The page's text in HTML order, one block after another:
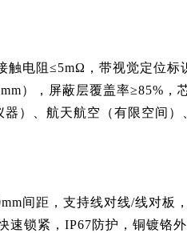
触电阻≤5mΩ，带视觉定位
），屏蔽层覆盖率≥85%，
）、航天航空（有限空间
间距，支持线对线/线对
速锁紧，IP67防护，铜镀铬